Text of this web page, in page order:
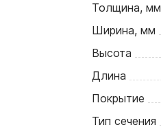
Толщина, мм
Ширина, мм
Высота
Длина
Покрытие
Тип сечения